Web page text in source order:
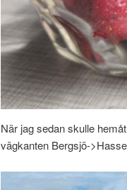
När jag sedan skulle
vägkanten Bergsjö-